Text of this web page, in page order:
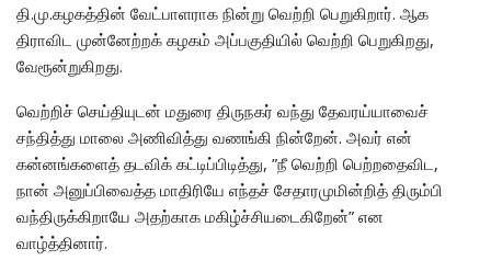
தி.மு.கழகத்தின் வேட்பாளராக நின்று வெற்றி பெறுகிறார். ஆக
திராவிட முன்னேற்றக் கழகம் அப்பகுதியில் வெற்றி பெறுகிறது,
வேரூன்றுகிறது.
வெற்றிச் செய்தியுடன் மதுரை திருநகர் வந்து தேவரய்யாவைச்
சந்தித்து மாலை அணிவித்து வணங்கி நின்றேன். அவர் என்
கன்னங்களைத் தடவிக் கட்டிப்பிடித்து, ”நீ வெற்றி பெற்றதைவிட,
நான் அனுப்பிவைத்த மாதிரியே எந்தச் சேதாரமுமின்றித் திரும்பி
வந்திருக்கிறாயே அதற்காக மகிழ்ச்சியடைகிறேன்” என
வாழ்த்தினார்.